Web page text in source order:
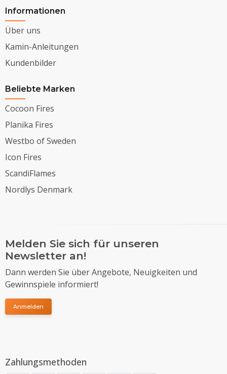
Informationen
Über uns
Kamin-Anleitungen
Kundenbilder
Beliebte Marken
Cocoon Fires
Planika Fires
Westbo of Sweden
Icon Fires
ScandiFlames
Nordlys Denmark
Melden Sie sich für unseren
Newsletter an!
Dann werden Sie über Angebote, Neuigkeiten und
Gewinnspiele informiert!
Anmelden
Zahlungsmethoden